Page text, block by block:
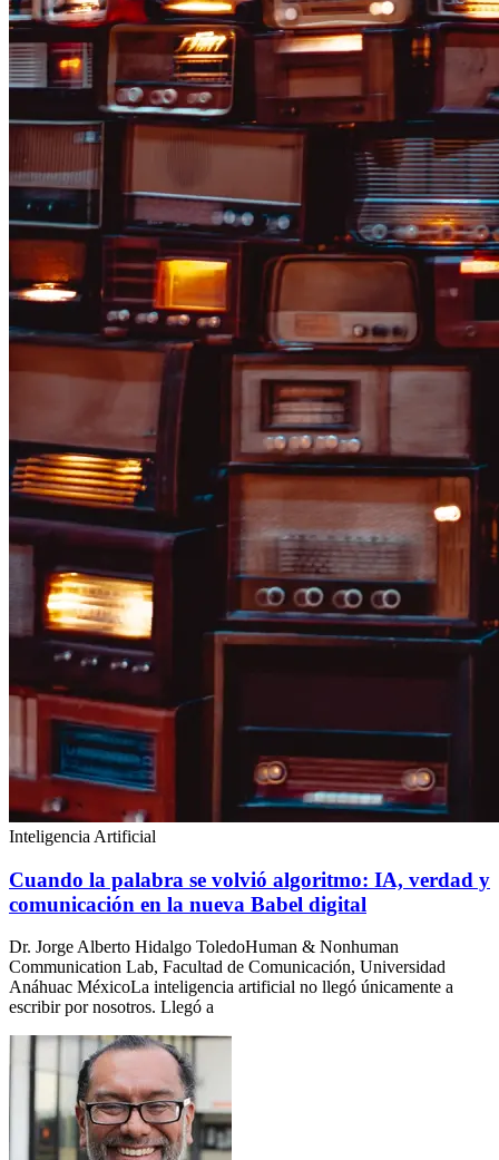
Inteligencia Artificial
Cuando la palabra se volvió algoritmo: IA, verdad y
comunicación en la nueva Babel digital
Dr. Jorge Alberto Hidalgo ToledoHuman & Nonhuman
Communication Lab, Facultad de Comunicación, Universidad
Anáhuac MéxicoLa inteligencia artificial no llegó únicamente a
escribir por nosotros. Llegó a